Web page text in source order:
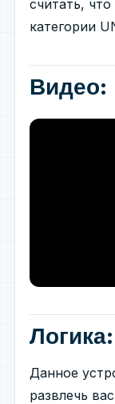
считать,
категории
Видео:
Логика:
Данное
развлечь